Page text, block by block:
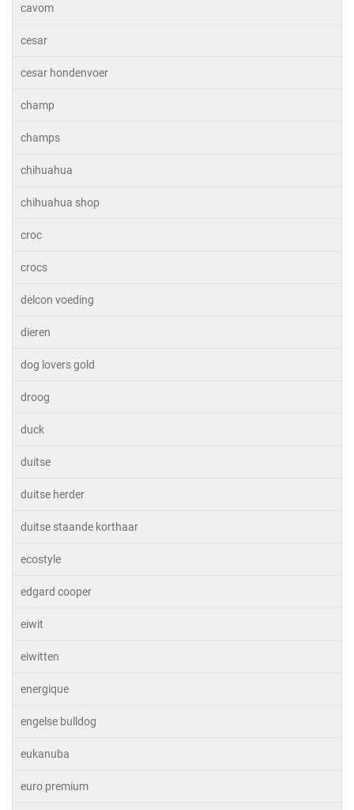
cavom
cesar
cesar hondenvoer
champ
champs
chihuahua
chihuahua shop
croc
crocs
delcon voeding
dieren
dog lovers gold
droog
duck
duitse
duitse herder
duitse staande korthaar
ecostyle
edgard cooper
eiwit
eiwitten
energique
engelse bulldog
eukanuba
euro premium